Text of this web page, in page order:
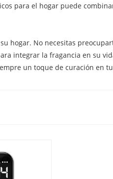
para el hogar puede
hogar. No necesitas
integrar la fragancia en su
un toque de curación en